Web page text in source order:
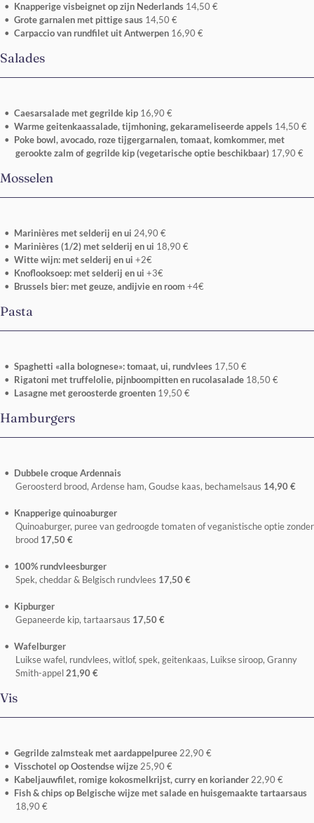
Knapperige visbeignet op zijn Nederlands 14,50 €
Grote garnalen met pittige saus 14,50 €
Carpaccio van rundfilet uit Antwerpen 16,90 €
Salades
Caesarsalade met gegrilde kip 16,90 €
Warme geitenkaassalade, tijmhoning, gekarameliseerde appels 14,50 €
Poke bowl, avocado, roze tijgergarnalen, tomaat, komkommer, met
gerookte zalm of gegrilde kip (vegetarische optie beschikbaar) 17,90 €
Mosselen
Marinières met selderij en ui 24,90 €
Marinières (1/2) met selderij en ui 18,90 €
Witte wijn: met selderij en ui +2€
Knoflooksoep: met selderij en ui +3€
Brussels bier: met geuze, andijvie en room+4€
Pasta
Spaghetti «alla bolognese»: tomaat, ui, rundvlees 17,50 €
Rigatoni met truffelolie, pijnboompitten en rucolasalade 18,50 €
Lasagne met geroosterde groenten 19,50 €
Hamburgers
Dubbele croque Ardennais
Geroosterd brood, Ardense ham, Goudse kaas, bechamelsaus 14,90 €
Knapperige quinoaburger
Quinoaburger, puree van gedroogde tomaten of veganistische optie zonder
brood 17,50 €
100% rundvleesburger
Spek, cheddar & Belgisch rundvlees 17,50 €
Kipburger
Gepaneerde kip, tartaarsaus 17,50 €
Wafelburger
Luikse wafel, rundvlees, witlof, spek, geitenkaas, Luikse siroop, Granny
Smith-appel 21,90 €
Vis
Gegrilde zalmsteak met aardappelpuree 22,90 €
Visschotel op Oostendse wijze 25,90 €
Kabeljauwfilet, romige kokosmelkrijst, curry en koriander 22,90 €
Fish & chips op Belgische wijze met salade en huisgemaakte tartaarsaus
18,90 €